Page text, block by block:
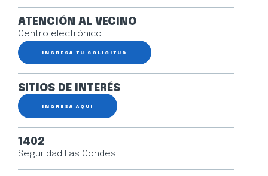
ATENCIÓN AL VECINO
Centro electrónico
INGRESA TU SOLICITUD
SITIOS DE INTERÉS
INGRESA AQUÍ
1402
Seguridad Las Condes